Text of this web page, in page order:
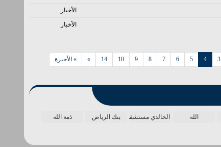
الأخبار
الأخبار
3
4
5
6
7
8
9
10
14
» » الأخيرة
الله الخالدي مستشفى بنك الرياض
ذمة الله